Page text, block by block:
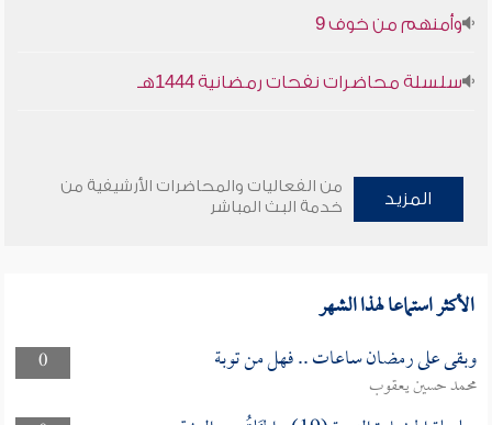
وأمنهم من خوف 9
سلسلة محاضرات نفحات رمضانية 1444هـ
المزيد
من الفعاليات والمحاضرات الأرشيفية من
خدمة البث المباشر
الأكثر استماعا لهذا الشهر
0 وبقى على رمضان ساعات .. فهل من توبة
محمد حسين يعقوب